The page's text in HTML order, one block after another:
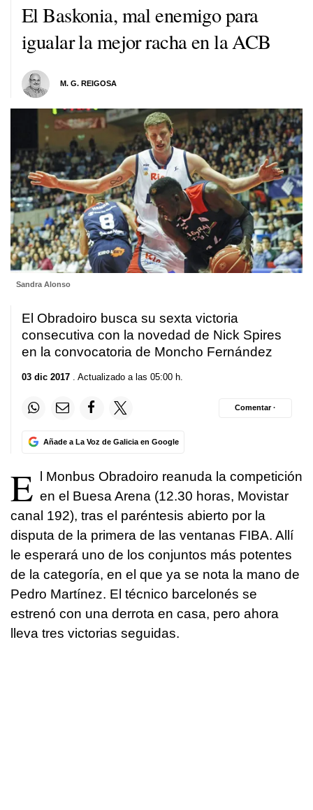
El Baskonia, mal enemigo para
igualar la mejor racha en la ACB
M. G. REIGOSA
Sandra Alonso
El Obradoiro busca su sexta victoria
consecutiva con la novedad de Nick Spires
en la convocatoria de Moncho Fernández
03 dic 2017 . Actualizado a las 05:00 h.
Añade a La Voz de Galicia en Google
Comentar ·
E l Monbus Obradoiro reanuda la competición
en el Buesa Arena (12.30 horas, Movistar
canal 192), tras el paréntesis abierto por la
disputa de la primera de las ventanas FIBA. Allí
le esperará uno de los conjuntos más potentes
de la categoría, en el que ya se nota la mano de
Pedro Martínez. El técnico barcelonés se
estrenó con una derrota en casa, pero ahora
lleva tres victorias seguidas.